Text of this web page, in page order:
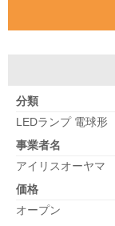
分類
LEDランプ 電球
事業者名
アイリスオーヤマ
価格
オープン